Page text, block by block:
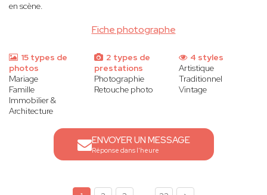
Fiche photographe
en scène.
15 types de
photos
Mariage
Famille
Immobilier &
Architecture
2 types de
prestations
Photographie
Retouche photo
4 styles
Artistique
Traditionnel
Vintage
ENVOYER UN MESSAGE
Réponse dans l'heure